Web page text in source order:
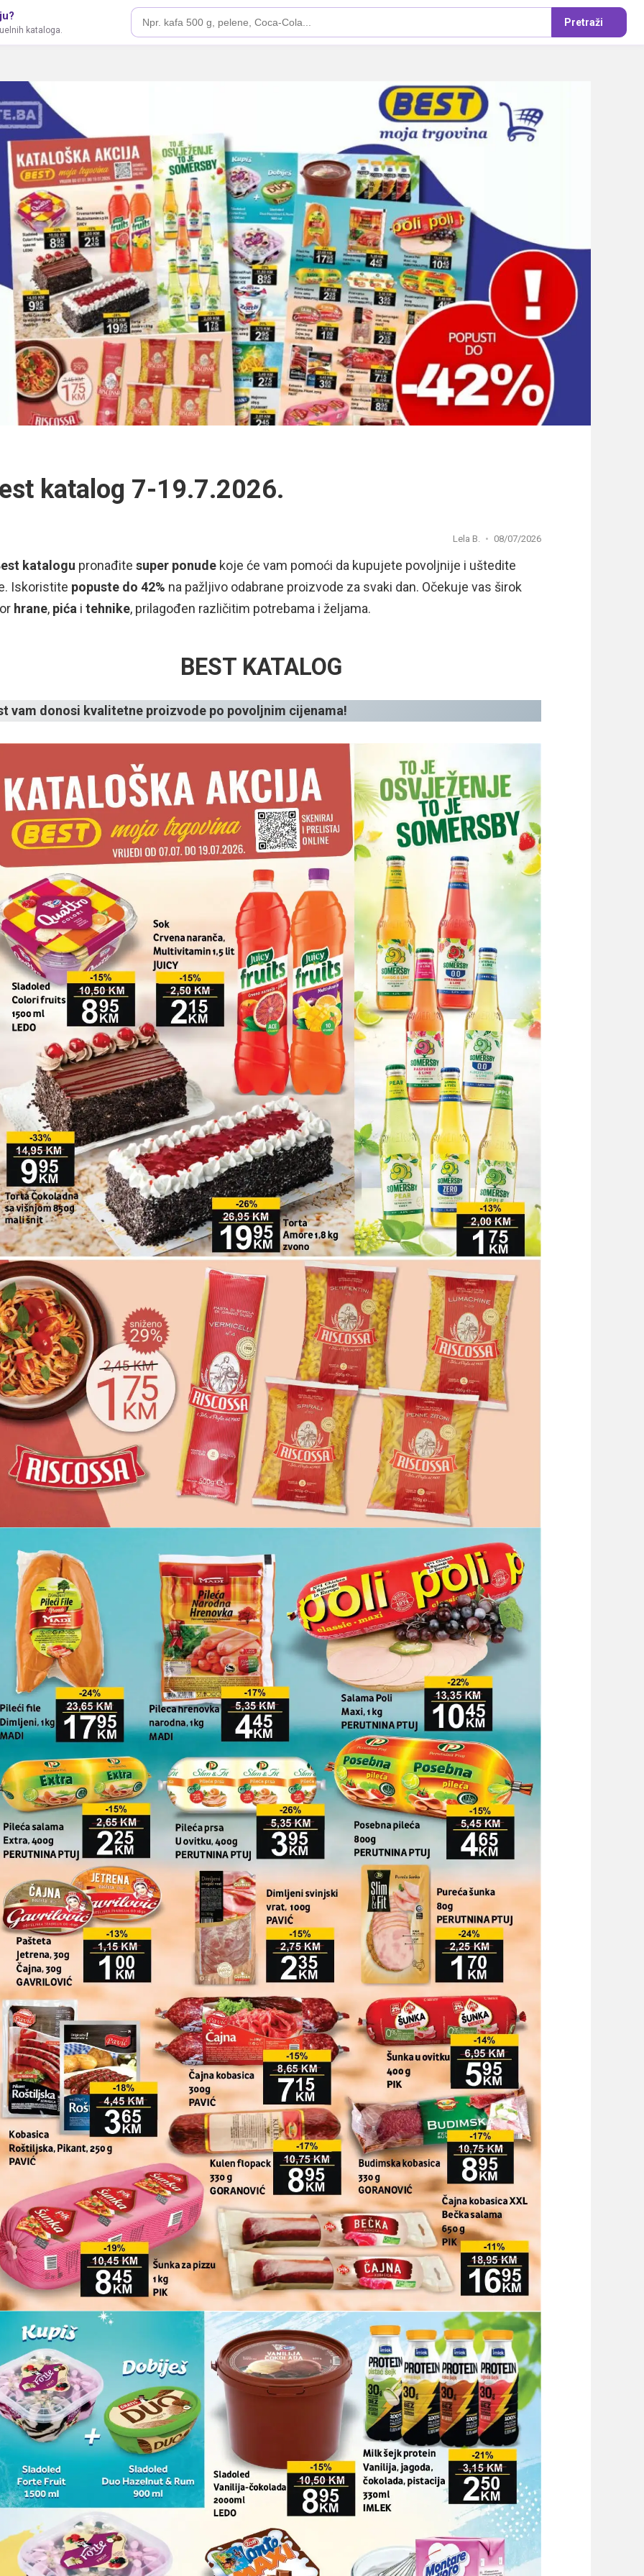
kataloga.
Pretraži
katalog 7-19.7.2026.
Lela B. 08/07/2026
katalogu pronađitesuper ponude koje će vam pomoći da kupujete povoljnije i uštedite
Iskoristite popuste do 42% na pažljivo odabrane proizvode za svaki dan. Očekuje vas širok
hrane, pića itehnike, prilagođen različitim potrebama i željama.
BEST KATALOG
vam donosi kvalitetne proizvode po povoljnim cijenama!